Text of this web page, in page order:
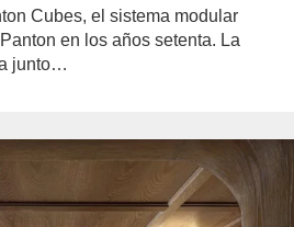
Cubes, el sistema modular
en los años setenta. La
junto…